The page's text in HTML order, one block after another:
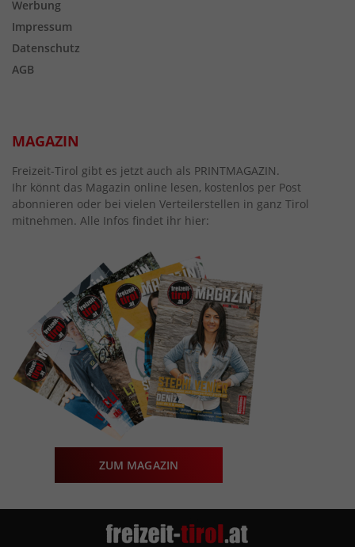
Werbung
Impressum
Datenschutz
AGB
MAGAZIN
Freizeit-Tirol gibt es jetzt auch als PRINTMAGAZIN.
Ihr könnt das Magazin online lesen, kostenlos per Post
abonnieren oder bei vielen Verteilerstellen in ganz Tirol
mitnehmen. Alle Infos findet ihr hier:
ZUM MAGAZIN